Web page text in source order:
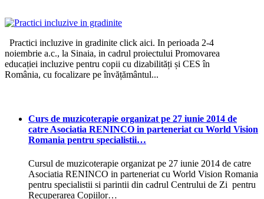
Practici incluzive in gradinite click aici. In perioada 2-4
noiembrie a.c., la Sinaia, in cadrul proiectului Promovarea
educației incluzive pentru copii cu dizabilități și CES în
România, cu focalizare pe învățământul...
Curs de muzicoterapie organizat pe 27 iunie 2014 de
catre Asociatia RENINCO in parteneriat cu World Vision
Romania pentru specialistii…
Cursul de muzicoterapie organizat pe 27 iunie 2014 de catre
Asociatia RENINCO in parteneriat cu World Vision Romania
pentru specialistii si parintii din cadrul Centrului de Zi pentru
Recuperarea Copiilor…